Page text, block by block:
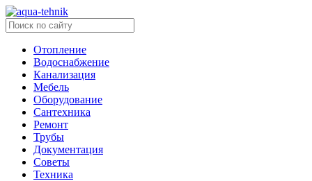
Отопление
Водоснабжение
Канализация
Мебель
Оборудование
Сантехника
Ремонт
Трубы
Документация
Советы
Техника